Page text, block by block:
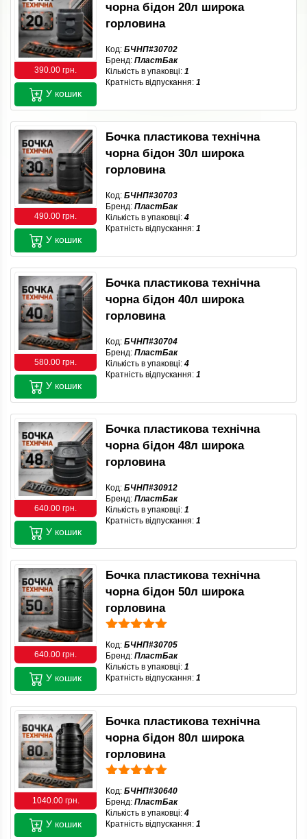
390.00 грн.
чорна бідон 20л широка
горловина
Код: БЧНП#30702
Бренд: ПластБак
Кількість в упаковці: 1
Кратність відпускання: 1
У кошик
490.00 грн.
Бочка пластикова технічна
чорна бідон 30л широка
горловина
Код: БЧНП#30703
Бренд: ПластБак
Кількість в упаковці: 4
Кратність відпускання: 1
У кошик
580.00 грн.
Бочка пластикова технічна
чорна бідон 40л широка
горловина
Код: БЧНП#30704
Бренд: ПластБак
Кількість в упаковці: 4
Кратність відпускання: 1
У кошик
640.00 грн.
Бочка пластикова технічна
чорна бідон 48л широка
горловина
Код: БЧНП#30912
Бренд: ПластБак
Кількість в упаковці: 1
Кратність відпускання: 1
У кошик
640.00 грн.
Бочка пластикова технічна
чорна бідон 50л широка
горловина
Код: БЧНП#30705
Бренд: ПластБак
Кількість в упаковці: 1
Кратність відпускання: 1
У кошик
1040.00 грн.
Бочка пластикова технічна
чорна бідон 80л широка
горловина
Код: БЧНП#30640
Бренд: ПластБак
Кількість в упаковці: 4
Кратність відпускання: 1
У кошик